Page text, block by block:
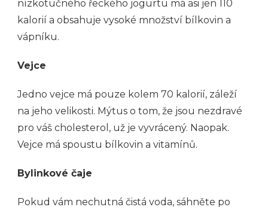
nízkotučného řeckého jogurtu má asi jen 110
kalorií a obsahuje vysoké množství bílkovin a
vápníku.
Vejce
Jedno vejce má pouze kolem 70 kalorií, záleží
na jeho velikosti. Mýtus o tom, že jsou nezdravé
pro váš cholesterol, už je vyvrácený. Naopak.
Vejce má spoustu bílkovin a vitamínů.
Bylinkové čaje
Pokud vám nechutná čistá voda, sáhněte po